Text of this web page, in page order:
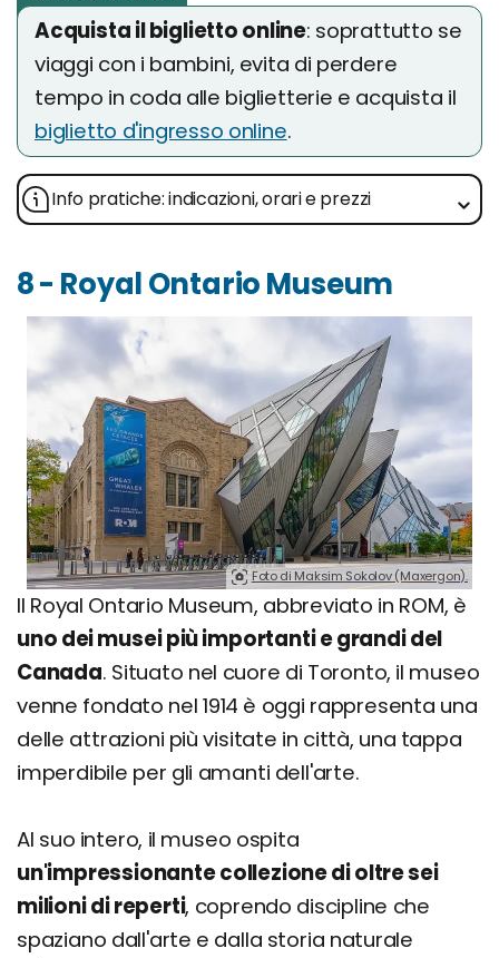
Acquista il biglietto online: soprattutto se
viaggi con i bambini, evita di perdere
tempo in coda alle biglietterie e acquista il
biglietto d'ingresso online.
Info pratiche: indicazioni, orari e prezzi
8 - Royal Ontario Museum
Foto di Maksim Sokolov (Maxergon).
Il Royal Ontario Museum, abbreviato in ROM, è
uno dei musei più importanti e grandi del
Canada. Situato nel cuore di Toronto, il museo
venne fondato nel 1914 è oggi rappresenta una
delle attrazioni più visitate in città, una tappa
imperdibile per gli amanti dell'arte.
Al suo intero, il museo ospita
un'impressionante collezione di oltre sei
milioni di reperti, coprendo discipline che
spaziano dall'arte e dalla storia naturale